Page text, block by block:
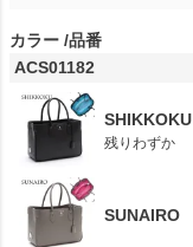
カラー 品番
ACS01182
SHIKKOKU
残りわずか
SUNAIRO